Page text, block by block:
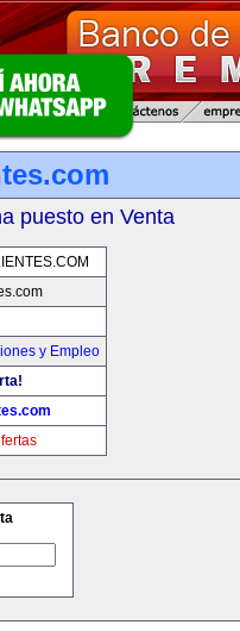
puesto en Venta
y Empleo